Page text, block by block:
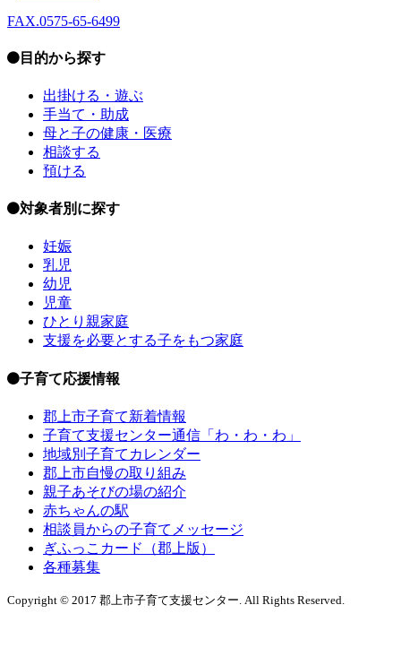
FAX.0575-65-6499
目的から探す
出掛ける・遊ぶ
手当て・助成
母と子の健康・医療
相談する
預ける
対象者別に探す
妊娠
乳児
幼児
児童
ひとり親家庭
支援を必要とする子をもつ家庭
子育て応援情報
郡上市子育て新着情報
子育て支援センター通信「わ・わ・わ」
地域別子育てカレンダー
郡上市自慢の取り組み
親子あそびの場の紹介
赤ちゃんの駅
相談員からの子育てメッセージ
ぎふっこカード（郡上版）
各種募集
Copyright © 2017 郡上市子育て支援センター. All Rights Reserved.